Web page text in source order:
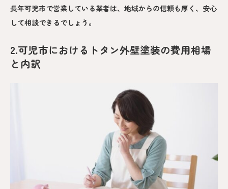
長年可児市で営業している業者は、地域からの信頼も厚く、安心
して相談できるでしょう。
2.可児市におけるトタン外壁塗装の費用相場
と内訳